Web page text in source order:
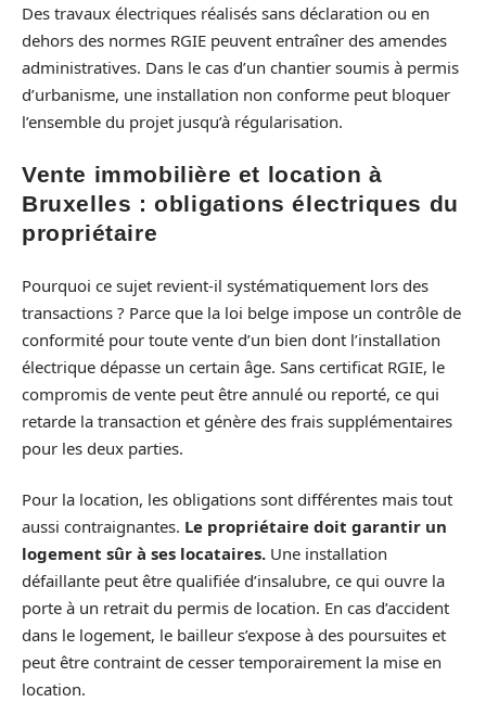
Des travaux électriques réalisés sans déclaration ou en
dehors des normes RGIE peuvent entraîner des amendes
administratives. Dans le cas d’un chantier soumis à permis
d’urbanisme, une installation non conforme peut bloquer
l’ensemble du projet jusqu’à régularisation.
Vente immobilière et location à
Bruxelles : obligations électriques du
propriétaire
Pourquoi ce sujet revient-il systématiquement lors des
transactions ? Parce que la loi belge impose un contrôle de
conformité pour toute vente d’un bien dont l’installation
électrique dépasse un certain âge. Sans certificat RGIE, le
compromis de vente peut être annulé ou reporté, ce qui
retarde la transaction et génère des frais supplémentaires
pour les deux parties.
Pour la location, les obligations sont différentes mais tout
aussi contraignantes. Le propriétaire doit garantir un
logement sûr à ses locataires. Une installation
défaillante peut être qualifiée d’insalubre, ce qui ouvre la
porte à un retrait du permis de location. En cas d’accident
dans le logement, le bailleur s’expose à des poursuites et
peut être contraint de cesser temporairement la mise en
location.